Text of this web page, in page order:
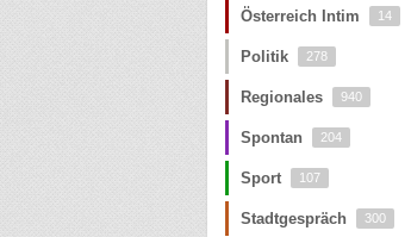
Österreich Intim 14
Politik 278
Regionales 940
Spontan 204
Sport 107
Stadtgespräch 300